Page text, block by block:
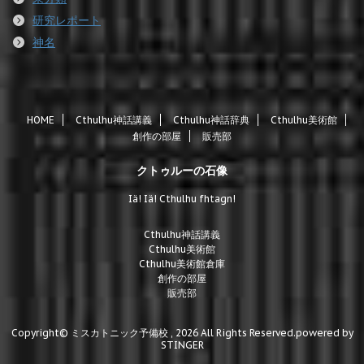
研究レポート
神名
HOME Cthulhu神話講義 Cthulhu神話辞典
Cthulhu美術館
創作の部屋
販売部
クトゥルーの石像
Iä! Iä! Cthulhu fhtagn!
Cthulhu神話講義
Cthulhu美術館
Cthulhu美術館倉庫
創作の部屋
販売部
Copyright© ミスカトニック予備校 , 2026 All Rights Reserved.powered by
STINGER